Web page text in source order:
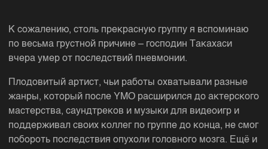
К сожалению, столь прекрасную группу я вспоминаю
по весьма грустной причине – господин Такахаси
вчера умер от последствий пневмонии.
Плодовитый артист, чьи работы охватывали разные
жанры, который после YMO расширился до актерского
мастерства, саундтреков и музыки для видеоигр и
поддерживал своих коллег по группе до конца, не смог
побороть последствия опухоли головного мозга. Ещё и